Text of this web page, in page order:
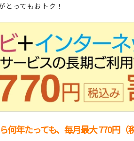
とってもおトク！
何年たっても、毎月最大 770円（